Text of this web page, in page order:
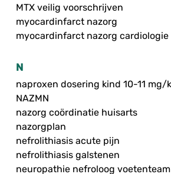
MTX veilig voorschrijven
myocardinfarct nazorg
myocardinfarct nazorg cardiologie
N
naproxen dosering kind 10-11 mg/
NAZMN
nazorg coördinatie huisarts
nazorgplan
nefrolithiasis acute pijn
nefrolithiasis galstenen
neuropathie nefroloog voetenteam